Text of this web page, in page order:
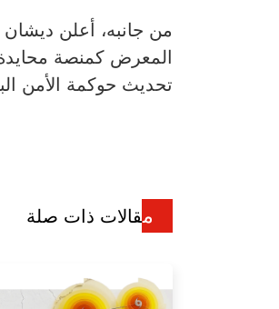
المعرض كمنصة
تحديث حوكمة الأمن
مقالات ذات صلة